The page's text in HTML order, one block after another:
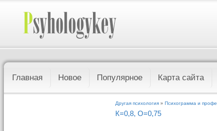
Главная Новое Популярное Карта сайта
Другая психология »Психограмма и
К=0,8, О=0,75